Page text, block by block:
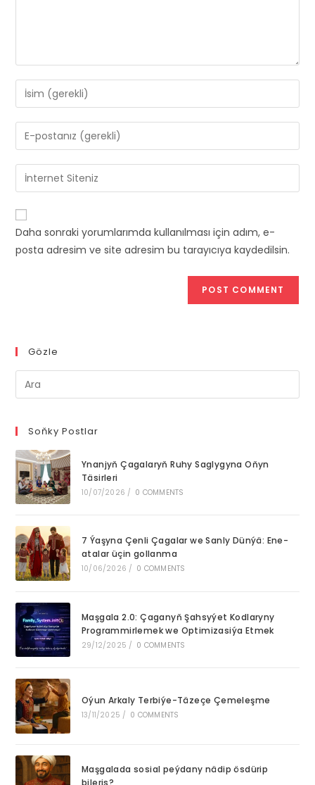
Enter
your
name
or
to
comment
Enter
your
email
address
comment
Enter
your
website
URL
(optional)
Daha sonraki yorumlarımda kullanılması için adım, e-
posta adresim ve site adresim bu tarayıcıya kaydedilsin.
Gözle
Soňky Postlar
Ynanjyň Çagalaryň Ruhy Saglygyna Oňyn
Täsirleri
10/07/2026 / 0 COMMENTS
7 Ýaşyna Çenli Çagalar we Sanly Dünýä: Ene-
atalar üçin gollanma
10/06/2026 / 0 COMMENTS
Maşgala 2.0: Çaganyň Şahsyýet Kodlaryny
Programmirlemek we Optimizasiýa Etmek
29/12/2025 / 0 COMMENTS
Oýun Arkaly Terbiýe-Täzeçe Çemeleşme
13/11/2025 / 0 COMMENTS
Maşgalada sosial peýdany nädip ösdürip